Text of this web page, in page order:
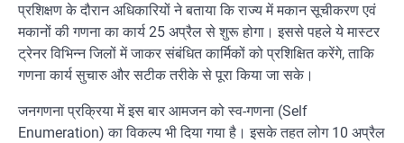
प्रशिक्षण के दौरान अधिकारियों ने बताया कि राज्य में मकान सूचीकरण एवं
मकानों की गणना का कार्य 25 अप्रैल से शुरू होगा। इससे पहले ये मास्टर
ट्रेनर विभिन्न जिलों में जाकर संबंधित कार्मिकों को प्रशिक्षित करेंगे, ताकि
गणना कार्य सुचारु और सटीक तरीके से पूरा किया जा सके।
जनगणना प्रक्रिया में इस बार आमजन को स्व-गणना (Self
Enumeration) का विकल्प भी दिया गया है। इसके तहत लोग 10 अप्रैल